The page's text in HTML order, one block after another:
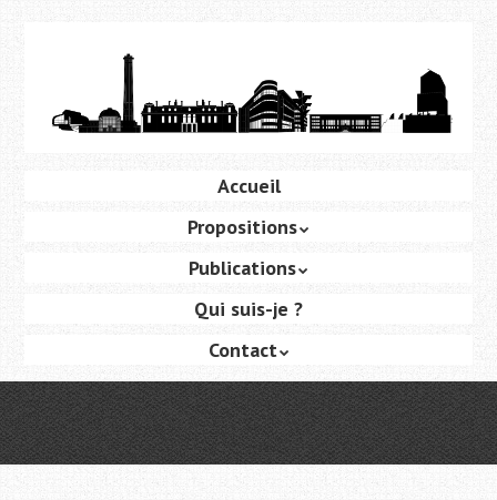
principal
au
Accueil
Propositions
Publications
Qui suis-je ?
Contact